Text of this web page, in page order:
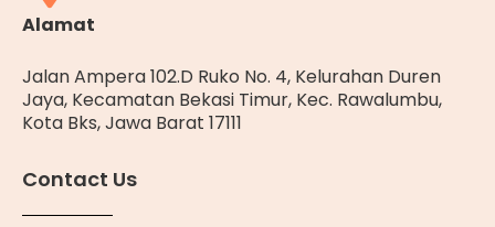
Alamat
Jalan Ampera 102.D Ruko No. 4, Kelurahan Duren
Jaya, Kecamatan Bekasi Timur, Kec. Rawalumbu,
Kota Bks, Jawa Barat 17111
Contact Us